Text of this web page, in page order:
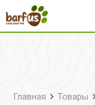
Перейти
Главная Товары